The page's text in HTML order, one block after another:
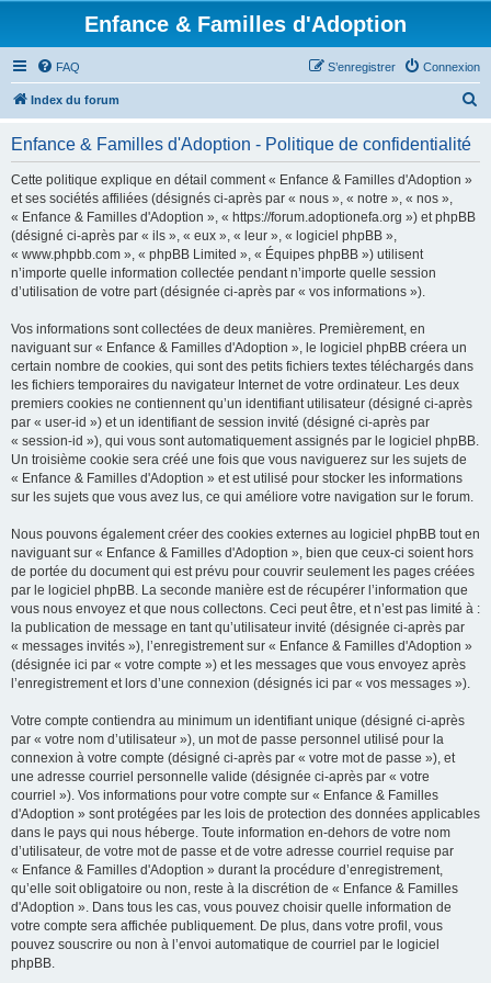
Enfance & Familles d'Adoption
FAQ Connexion
S’enregistrer
Index du forum
Enfance & Familles d'Adoption - Politique de confidentialité
Cette politique explique en détail comment « Enfance & Familles d'Adoption »
et ses sociétés affiliées (désignés ci-après par « nous », « notre », « nos »,
« Enfance & Familles d'Adoption », « https://forum.adoptionefa.org ») et phpBB
(désigné ci-après par « ils », « eux », « leur », « logiciel phpBB »,
« www.phpbb.com », « phpBB Limited », « Équipes phpBB ») utilisent
n’importe quelle information collectée pendant n’importe quelle session
d’utilisation de votre part (désignée ci-après par « vos informations »).
Vos informations sont collectées de deux manières. Premièrement, en
naviguant sur « Enfance & Familles d'Adoption », le logiciel phpBB créera un
certain nombre de cookies, qui sont des petits fichiers textes téléchargés dans
les fichiers temporaires du navigateur Internet de votre ordinateur. Les deux
premiers cookies ne contiennent qu’un identifiant utilisateur (désigné ci-après
par « user-id ») et un identifiant de session invité (désigné ci-après par
« session-id »), qui vous sont automatiquement assignés par le logiciel phpBB.
Un troisième cookie sera créé une fois que vous naviguerez sur les sujets de
« Enfance & Familles d'Adoption » et est utilisé pour stocker les informations
sur les sujets que vous avez lus, ce qui améliore votre navigation sur le forum.
Nous pouvons également créer des cookies externes au logiciel phpBB tout en
naviguant sur « Enfance & Familles d'Adoption », bien que ceux-ci soient hors
de portée du document qui est prévu pour couvrir seulement les pages créées
par le logiciel phpBB. La seconde manière est de récupérer l’information que
vous nous envoyez et que nous collectons. Ceci peut être, et n’est pas limité à :
la publication de message en tant qu’utilisateur invité (désignée ci-après par
« messages invités »), l’enregistrement sur « Enfance & Familles d'Adoption »
(désignée ici par « votre compte ») et les messages que vous envoyez après
l’enregistrement et lors d’une connexion (désignés ici par « vos messages »).
Votre compte contiendra au minimum un identifiant unique (désigné ci-après
par « votre nom d’utilisateur »), un mot de passe personnel utilisé pour la
connexion à votre compte (désigné ci-après par « votre mot de passe »), et
une adresse courriel personnelle valide (désignée ci-après par « votre
courriel »). Vos informations pour votre compte sur « Enfance & Familles
d'Adoption » sont protégées par les lois de protection des données applicables
dans le pays qui nous héberge. Toute information en-dehors de votre nom
d’utilisateur, de votre mot de passe et de votre adresse courriel requise par
« Enfance & Familles d'Adoption » durant la procédure d’enregistrement,
qu’elle soit obligatoire ou non, reste à la discrétion de « Enfance & Familles
d'Adoption ». Dans tous les cas, vous pouvez choisir quelle information de
votre compte sera affichée publiquement. De plus, dans votre profil, vous
pouvez souscrire ou non à l’envoi automatique de courriel par le logiciel
phpBB.